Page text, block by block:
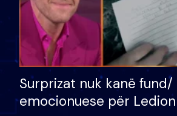
Surprizat nuk kanë fund/
emocionuese për